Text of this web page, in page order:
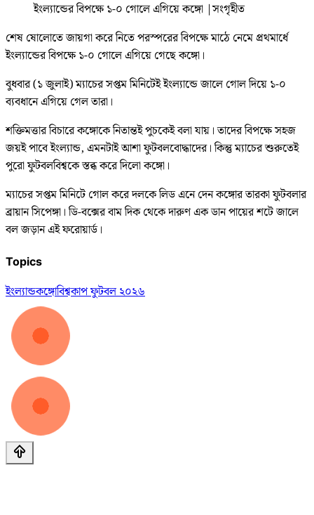
ইংল্যান্ডের বিপক্ষে ১-০ গোলে এগিয়ে কঙ্গো |সংগৃহীত
শেষ ষোলোতে জায়গা করে নিতে পরস্পরের বিপক্ষে মাঠে নেমে প্রথমার্ধে
ইংল্যান্ডের বিপক্ষে ১-০ গোলে এগিয়ে গেছে কঙ্গো।
বুধবার (১ জুলাই) ম্যাচের সপ্তম মিনিটেই ইংল্যান্ডে জালে গোল দিয়ে ১-০
ব্যবধানে এগিয়ে গেল তারা।
শক্তিমত্তার বিচারে কঙ্গোকে নিতান্তই পুচকেই বলা যায়। তাদের বিপক্ষে সহজ
জয়ই পাবে ইংল্যান্ড, এমনটাই আশা ফুটবলবোদ্ধাদের। কিন্তু ম্যাচের শুরুতেই
পুরো ফুটবলবিশ্বকে স্তব্ধ করে দিলো কঙ্গো।
ম্যাচের সপ্তম মিনিটে গোল করে দলকে লিড এনে দেন কঙ্গোর তারকা ফুটবলার
ব্রায়ান সিপেঙ্গা। ডি-বক্সের বাম দিক থেকে দারুণ এক ডান পায়ের শটে জালে
বল জড়ান এই ফরোয়ার্ড।
Topics
ইংল্যান্ডকঙ্গোবিশ্বকাপ ফুটবল ২০২৬